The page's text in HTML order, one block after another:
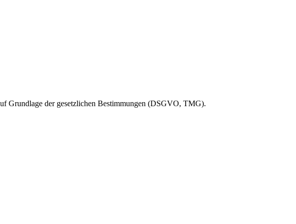
Grundlage der gesetzlichen Bestimmungen (DSGVO, TMG).